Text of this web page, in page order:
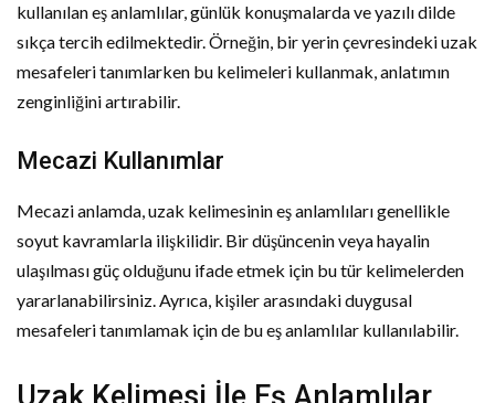
kullanılan eş anlamlılar, günlük konuşmalarda ve yazılı dilde
sıkça tercih edilmektedir. Örneğin, bir yerin çevresindeki uzak
mesafeleri tanımlarken bu kelimeleri kullanmak, anlatımın
zenginliğini artırabilir.
Mecazi Kullanımlar
Mecazi anlamda, uzak kelimesinin eş anlamlıları genellikle
soyut kavramlarla ilişkilidir. Bir düşüncenin veya hayalin
ulaşılması güç olduğunu ifade etmek için bu tür kelimelerden
yararlanabilirsiniz. Ayrıca, kişiler arasındaki duygusal
mesafeleri tanımlamak için de bu eş anlamlılar kullanılabilir.